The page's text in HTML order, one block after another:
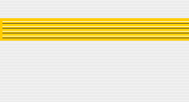
2025254N14262 2025 73